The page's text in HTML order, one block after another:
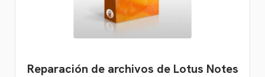
Reparación de archivos de Lotus Notes